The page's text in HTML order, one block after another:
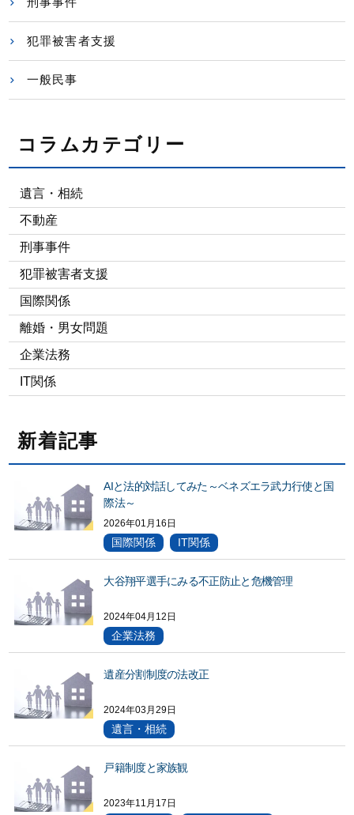
犯罪被害者支援
一般民事
コラムカテゴリー
遺言・相続
不動産
刑事事件
犯罪被害者支援
国際関係
離婚・男女問題
企業法務
IT関係
新着記事
AIと法的対話してみた～ベネズエラ武力行使と国
際法～
2026年01月16日
国際関係 IT関係
大谷翔平選手にみる不正防止と危機管理
2024年04月12日
企業法務
遺産分割制度の法改正
2024年03月29日
遺言・相続
戸籍制度と家族観
2023年11月17日